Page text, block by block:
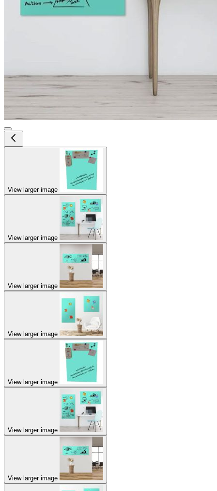
View larger image
View larger image
View larger image
View larger image
View larger image
View larger image
View larger image